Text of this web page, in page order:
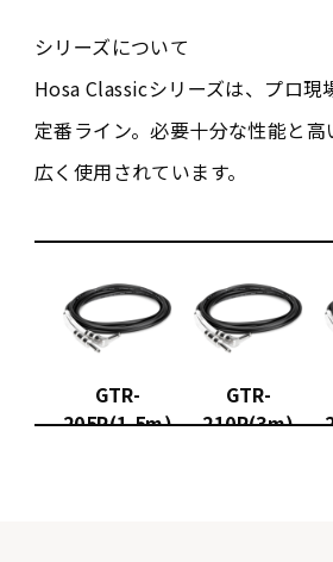
シリーズについて
Hosa Classicシリーズは、プロ
定番ライン。必要十分な性能と
広く使用されています。
GTR-
205R(1.5m)
GTR-
210R(3m)